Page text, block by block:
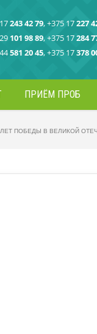
243 42 79, +375 17227
101 98 89, +375 17284
581 20 45, +375 17378
ПРИЁМ ПРОБ
ЛЕТ ПОБЕДЫ В ВЕЛИКОЙ